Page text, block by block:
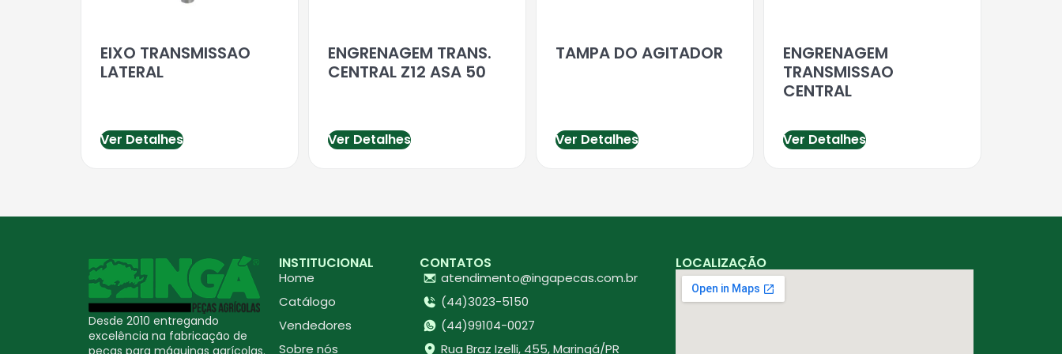
EIXO TRANSMISSAO
LATERAL
Ver Detalhes
ENGRENAGEM TRANS.
CENTRAL Z12 ASA 50
Ver Detalhes
TAMPA DO AGITADOR
Ver Detalhes
ENGRENAGEM
TRANSMISSAO
CENTRAL
Ver Detalhes
Desde 2010 entregando
excelência na fabricação de
INSTITUCIONAL
Home
Catálogo
Vendedores
Sobre nós
CONTATOS
atendimento@ingapecas.com.br
(44)3023-5150
(44)99104-0027
Rua Braz Izelli, 455, Maringá/PR
LOCALIZAÇÃO